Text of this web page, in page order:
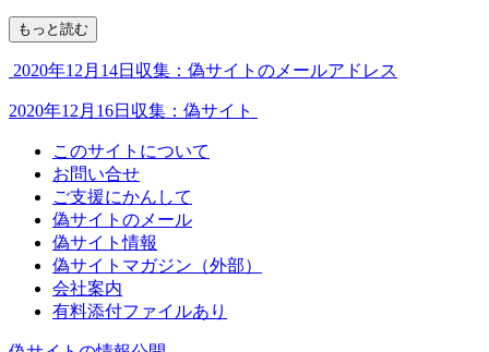
もっと読む
2020年12月14日収集：偽サイトのメールアドレス
2020年12月16日収集：偽サイト
このサイトについて
お問い合せ
ご支援にかんして
偽サイトのメール
偽サイト情報
偽サイトマガジン（外部）
会社案内
有料添付ファイルあり